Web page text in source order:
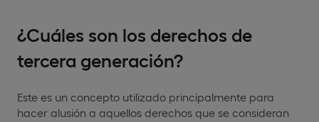
¿Cuáles son los derechos de
tercera generación?
Este es un concepto utilizado principalmente para
hacer alusión a aquellos derechos que se consideran